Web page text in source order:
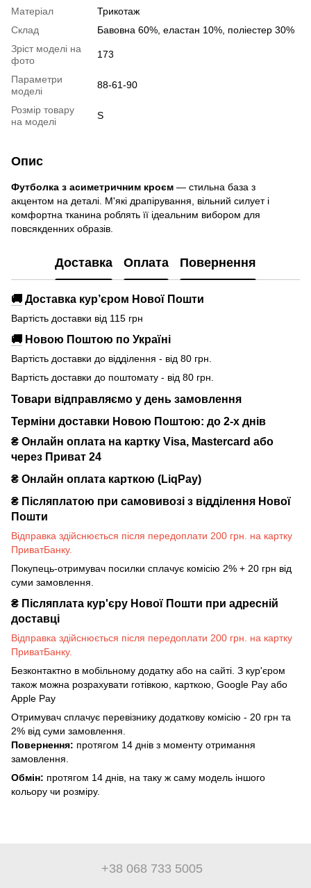
Матеріал
Трикотаж
Склад
Бавовна 60%, еластан 10%, поліестер 30%
Зріст моделі на
фото
173
Параметри
моделі
88-61-90
Розмір товару
на моделі
S
Опис
Футболка з асиметричним кроєм — стильна база з
акцентом на деталі. М'які драпірування, вільний силует і
комфортна тканина роблять її ідеальним вибором для
повсякденних образів.
Доставка Оплата Повернення
🚚 Доставка кур’єром Нової Пошти
Вартість доставки від 115 грн
🚚 Новою Поштою по Україні
Вартість доставки до відділення - від 80 грн.
Вартість доставки до поштомату - від 80 грн.
Товари відправляємо у день замовлення
Терміни доставки Новою Поштою: до 2-х днів
₴ Онлайн оплата на картку Visa, Mastercard або
через Приват 24
₴ Онлайн оплата карткою (LiqPay)
₴ Післяплатою при самовивозі з відділення Нової
Пошти
Відправка здійснюється після передоплати 200 грн. на картку
ПриватБанку.
Покупець-отримувач посилки сплачує комісію 2% + 20 грн від
суми замовлення.
₴ Післяплата кур'єру Нової Пошти при адресній
доставці
Відправка здійснюється після передоплати 200 грн. на картку
ПриватБанку.
Безконтактно в мобільному додатку або на сайті. З кур'єром
також можна розрахувати готівкою, карткою, Google Pay або
Apple Pay
Отримувач сплачує перевізнику додаткову комісію - 20 грн та
2% від суми замовлення.
Повернення: протягом 14 днів з моменту отримання
замовлення.
Обмін: протягом 14 днів, на таку ж саму модель іншого
кольору чи розміру.
+38 068 733 5005